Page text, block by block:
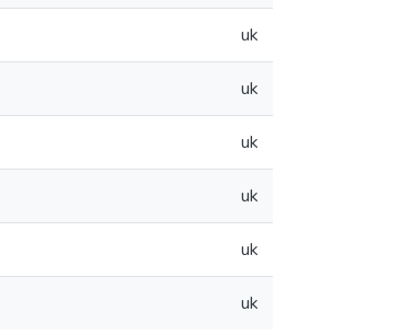
uk
uk
uk
uk
uk
uk